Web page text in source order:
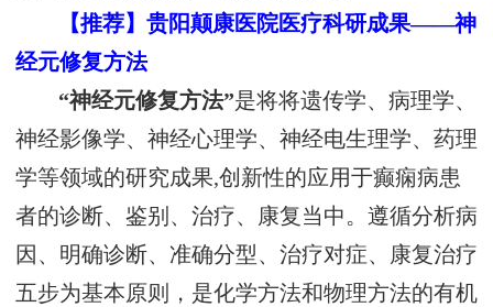
【推荐】贵阳颠康医院医疗科研成果——神
经元修复方法
“神经元修复方法”是将将遗传学、病理学、
神经影像学、神经心理学、神经电生理学、药理
学等领域的研究成果,创新性的应用于癫痫病患
者的诊断、鉴别、治疗、康复当中。遵循分析病
因、明确诊断、准确分型、治疗对症、康复治疗
五步为基本原则，是化学方法和物理方法的有机